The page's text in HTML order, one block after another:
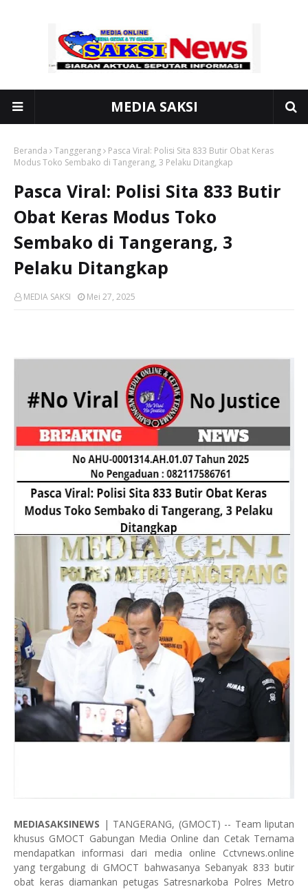
MEDIA SAKSI
Beranda Tanggerang
Pasca Viral: Polisi Sita 833 Butir Obat Keras
Modus Toko Sembako di Tangerang, 3 Pelaku Ditangkap
Pasca Viral: Polisi Sita 833 Butir
Obat Keras Modus Toko
Sembako di Tangerang, 3
Pelaku Ditangkap
MEDIA SAKSI Mei 27, 2025
MEDIASAKSINEWS | TANGERANG, (GMOCT) -- Team liputan
khusus GMOCT Gabungan Media Online dan Cetak Ternama
mendapatkan informasi dari media online Cctvnews.online
yang tergabung di GMOCT bahwasanya Sebanyak 833 butir
obat keras diamankan petugas Satresnarkoba Polres Metro